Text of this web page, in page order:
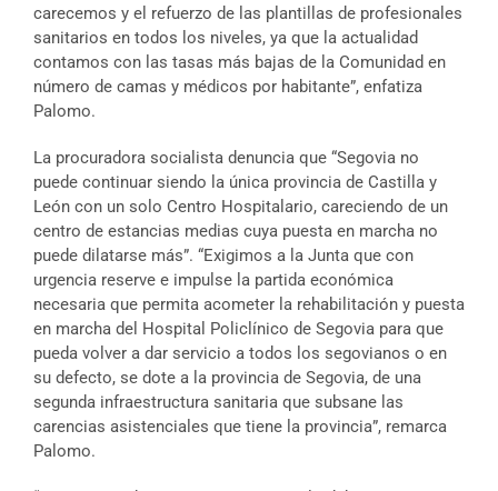
carecemos y el refuerzo de las plantillas de profesionales
sanitarios en todos los niveles, ya que la actualidad
contamos con las tasas más bajas de la Comunidad en
número de camas y médicos por habitante”, enfatiza
Palomo.
La procuradora socialista denuncia que “Segovia no
puede continuar siendo la única provincia de Castilla y
León con un solo Centro Hospitalario, careciendo de un
centro de estancias medias cuya puesta en marcha no
puede dilatarse más”. “Exigimos a la Junta que con
urgencia reserve e impulse la partida económica
necesaria que permita acometer la rehabilitación y puesta
en marcha del Hospital Policlínico de Segovia para que
pueda volver a dar servicio a todos los segovianos o en
su defecto, se dote a la provincia de Segovia, de una
segunda infraestructura sanitaria que subsane las
carencias asistenciales que tiene la provincia”, remarca
Palomo.